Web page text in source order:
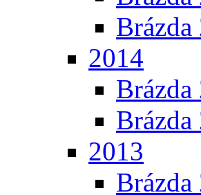
Brázda
2014
Brázda
Brázda
2013
Brázda